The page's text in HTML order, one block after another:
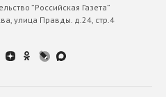
”Российская Газета”
улица Правды. д.24, стр.4